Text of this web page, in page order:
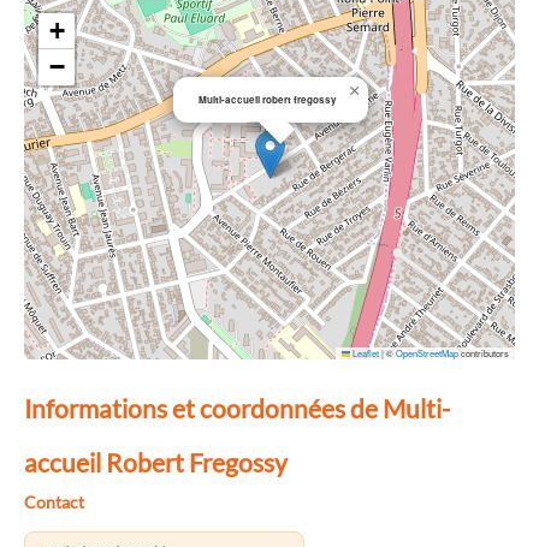
Multi-accueil robert fregossy ×
+
−
Leaflet|©OpenStreetMapcontributors
Informations et coordonnées de Multi-
accueil Robert Fregossy
Contact